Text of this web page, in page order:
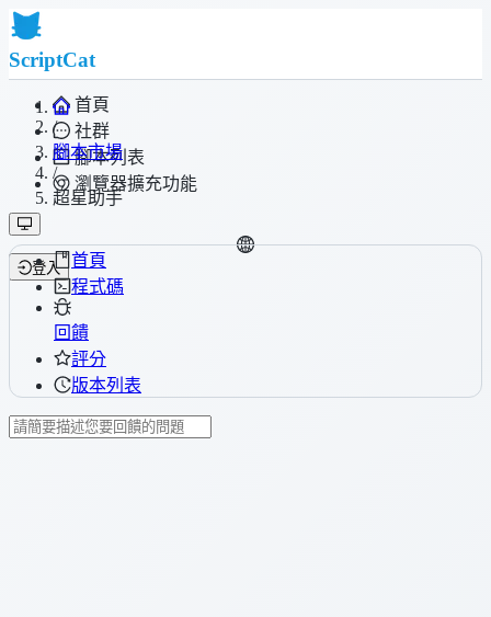
ScriptCat
首頁
社群
腳本列表
瀏覽器擴充功能
登入
/
腳本市場
/
超星助手
首頁
程式碼
回饋
評分
版本列表